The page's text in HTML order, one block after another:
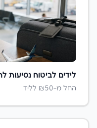
לידים לביטוח נסיעות
החל מ-₪50 לליד